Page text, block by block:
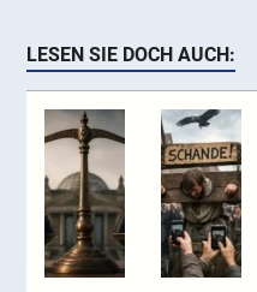
LESEN SIE DOCH AUCH: